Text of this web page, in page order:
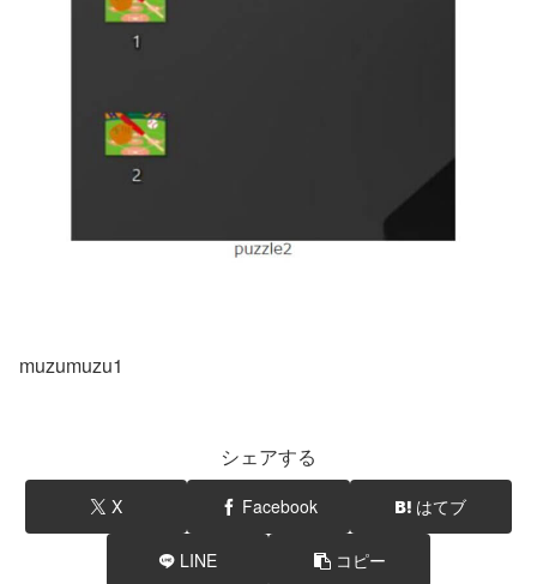
muzumuzu1
シェアする
X Facebook はてブ
LINE コピー